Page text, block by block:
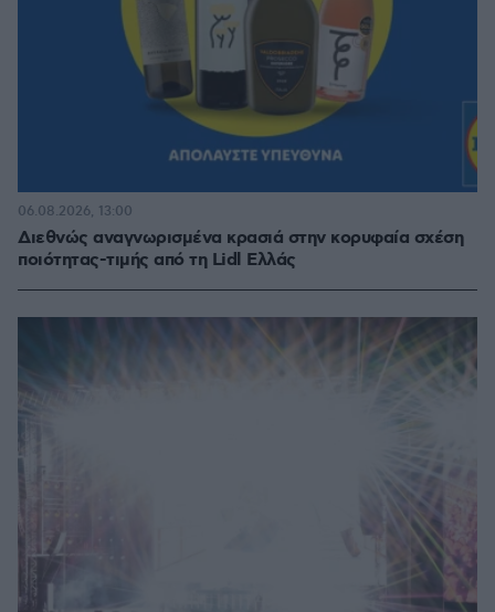
Διεθνώς αναγνωρισμένα κρασιά στην κορυφαία σχέση
ποιότητας-τιμής από τη Lidl Ελλάς
06.08.2026, 13:00